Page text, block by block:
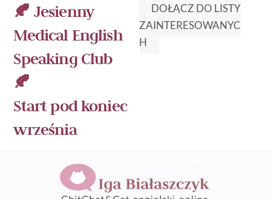
Skip
content
🍂 Jesienny
Medical English
Speaking Club
🍂
Start pod koniec
września
DOŁĄCZ DO LISTY
ZAINTERESOWANYC
H